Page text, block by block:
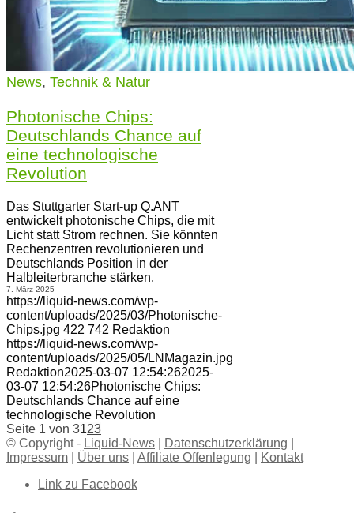
News, Technik & Natur
Photonische Chips:
Deutschlands Chance auf
eine technologische
Revolution
Das Stuttgarter Start-up Q.ANT
entwickelt photonische Chips, die mit
Licht statt Strom rechnen. Sie könnten
Rechenzentren revolutionieren und
Deutschlands Position in der
Halbleiterbranche stärken.
7. März 2025
https://liquid-news.com/wp-
content/uploads/2025/03/Photonische-
Chips.jpg 422 742 Redaktion
https://liquid-news.com/wp-
content/uploads/2025/05/LNMagazin.jpg
Redaktion2025-03-07 12:54:262025-
03-07 12:54:26Photonische Chips:
Deutschlands Chance auf eine
technologische Revolution
Seite 1 von 3123
© Copyright - Liquid-News Datenschutzerklärung
Impressum
Über uns Affiliate Offenlegung
Kontakt
Link zu Facebook